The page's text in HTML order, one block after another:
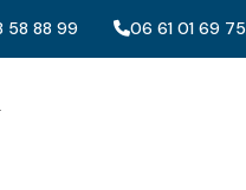
58 88 99 06 61 01 69 75